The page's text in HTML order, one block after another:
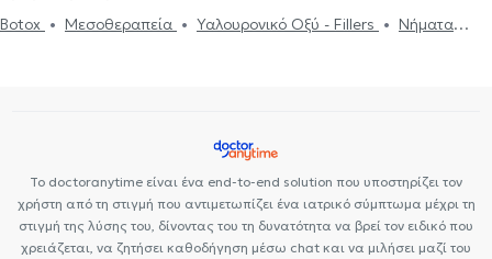
υγείας για εργασία
Botox Μεσοθεραπεία
Υαλουρονικό Οξύ -
Botox
Μεσοθεραπεία Υαλουρονικό Οξύ - Fillers
Νήματα
Το doctoranytime είναι ένα end-to-end solution που υποστηρίζει τον
χρήστη από τη στιγμή που αντιμετωπίζει ένα ιατρικό σύμπτωμα μέχρι τη
στιγμή της λύσης του, δίνοντας του τη δυνατότητα να βρεί τον ειδικό που
χρειάζεται, να ζητήσει καθοδήγηση μέσω chat και να μιλήσει μαζί του